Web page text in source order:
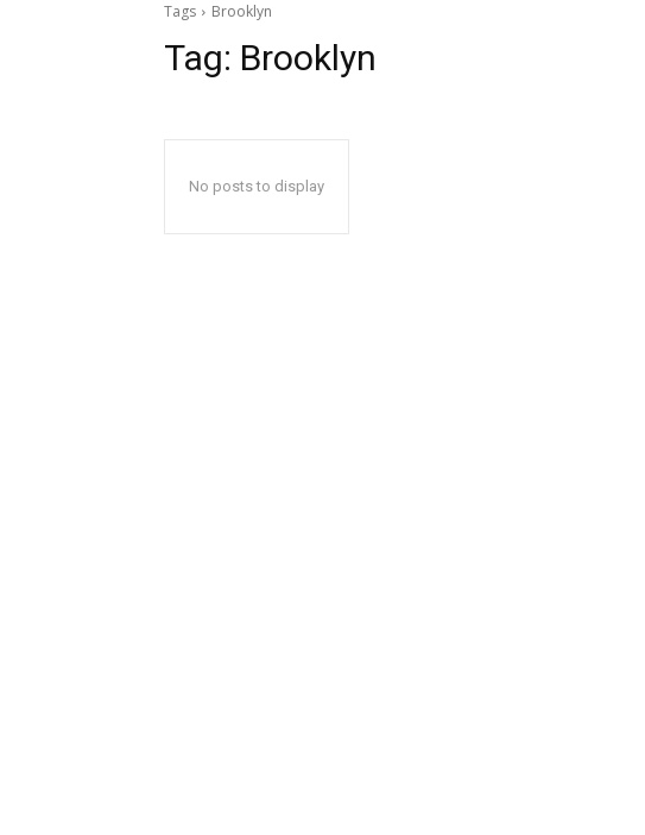
Tags Brooklyn
Tag: Brooklyn
No posts to display